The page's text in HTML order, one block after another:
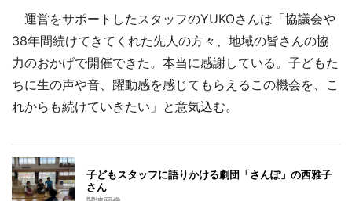
運営をサポートしたスタッフのYUKOさんは「協議会や
38年間続けてきてくれた先人の方々、地域の皆さんの協
力のおかげで開催できた。本当に感謝している。子どもた
ちに生の声や音、躍動感を感じてもらえるこの機会を、こ
れからも続けていきたい」と意気込む。
子どもスタッフに語りかける劇団「さんぽ」の西雅子
さん